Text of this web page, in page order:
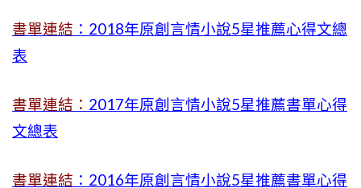
書單連結 ：2018年原創言情小說5星推薦心得文總
表
書單連結： 2017年原創言情小說5星推薦書單心得
文總表
書單連結 ：2016年原創言情小說5星推薦書單心得